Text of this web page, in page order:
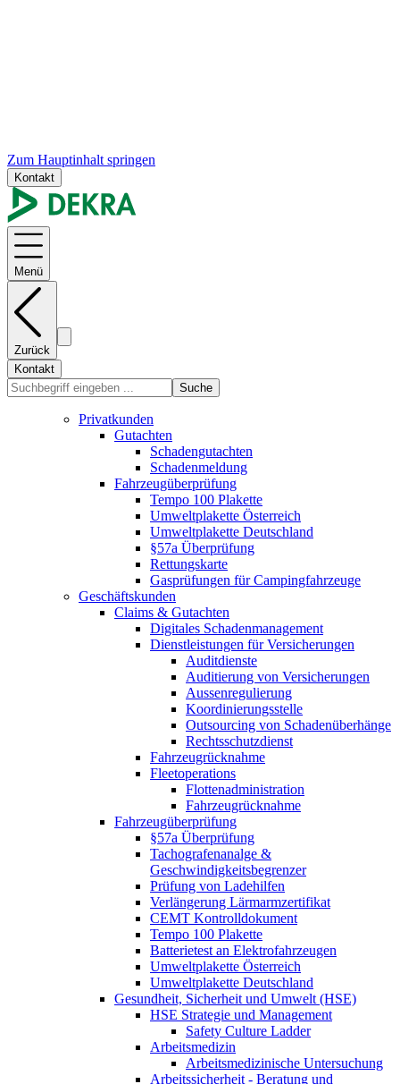
Zum Hauptinhalt springen
Kontakt
Menü
Zurück
Kontakt
Suche
Privatkunden
Gutachten
Schadengutachten
Schadenmeldung
Fahrzeugüberprüfung
Tempo 100 Plakette
Umweltplakette Österreich
Umweltplakette Deutschland
§57a Überprüfung
Rettungskarte
Gasprüfungen für Campingfahrzeuge
Geschäftskunden
Claims & Gutachten
Digitales Schadenmanagement
Dienstleistungen für Versicherungen
Auditdienste
Auditierung von Versicherungen
Aussenregulierung
Koordinierungsstelle
Outsourcing von Schadenüberhänge
Rechtsschutzdienst
Fahrzeugrücknahme
Fleetoperations
Flottenadministration
Fahrzeugrücknahme
Fahrzeugüberprüfung
§57a Überprüfung
Tachografenanalge &
Geschwindigkeitsbegrenzer
Prüfung von Ladehilfen
Verlängerung Lärmarmzertifikat
CEMT Kontrolldokument
Tempo 100 Plakette
Batterietest an Elektrofahrzeugen
Umweltplakette Österreich
Umweltplakette Deutschland
Gesundheit, Sicherheit und Umwelt (HSE)
HSE Strategie und Management
Safety Culture Ladder
Arbeitsmedizin
Arbeitsmedizinische Untersuchung
Arbeitssicherheit - Beratung und